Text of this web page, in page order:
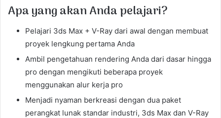
Apa yang akan Anda pelajari?
Pelajari 3ds Max + V-Ray dari awal dengan membuat
proyek lengkung pertama Anda
Ambil pengetahuan rendering Anda dari dasar hingga
pro dengan mengikuti beberapa proyek
menggunakan alur kerja pro
Menjadi nyaman berkreasi dengan dua paket
perangkat lunak standar industri, 3ds Max dan V-Ray